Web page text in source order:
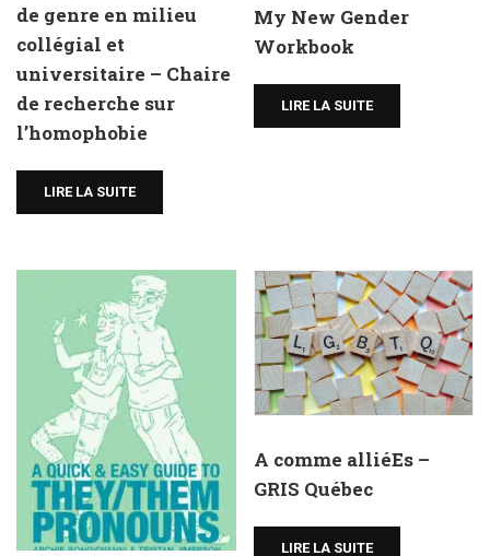
de genre en milieu
collégial et
universitaire – Chaire
de recherche sur
l’homophobie
LIRE LA SUITE
My New Gender
Workbook
LIRE LA SUITE
A comme alliéEs –
GRIS Québec
LIRE LA SUITE